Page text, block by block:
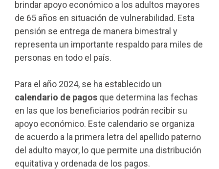
brindar apoyo económico a los adultos mayores
de 65 años en situación de vulnerabilidad. Esta
pensión se entrega de manera bimestral y
representa un importante respaldo para miles de
personas en todo el país.
Para el año 2024, se ha establecido un
calendario de pagos que determina las fechas
en las que los beneficiarios podrán recibir su
apoyo económico. Este calendario se organiza
de acuerdo a la primera letra del apellido paterno
del adulto mayor, lo que permite una distribución
equitativa y ordenada de los pagos.